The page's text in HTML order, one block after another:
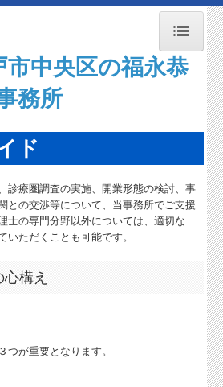
ド
診療圏調査の実施、開業形態の検討、事
との交渉等について、当事務所でご支援
士の専門分野以外については、適切な
いただくことも可能です。
構え
つが重要となります。